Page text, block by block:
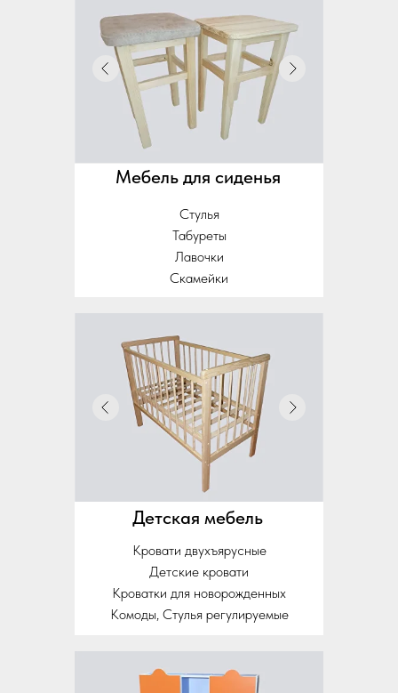
Детская мебель
Кровати двухъярусные
Детские кровати
Кроватки для новорожденных
Комоды, Стулья регулируемые
Мебель для сиденья
Стулья
Табуреты
Лавочки
Скамейки